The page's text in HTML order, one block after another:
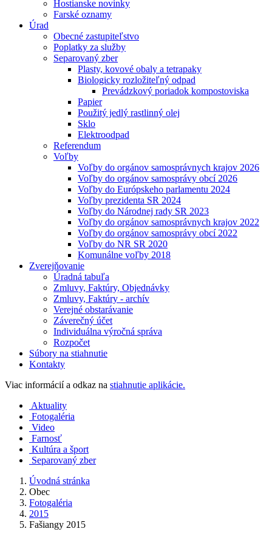
Hostianske novinky
Farské oznamy
Úrad
Obecné zastupiteľstvo
Poplatky za služby
Separovaný zber
Plasty, kovové obaly a tetrapaky
Biologicky rozložiteľný odpad
Prevádzkový poriadok kompostoviska
Papier
Použitý jedlý rastlinný olej
Sklo
Elektroodpad
Referendum
Voľby
Voľby do orgánov samosprávnych krajov 2026
Voľby do orgánov samosprávy obcí 2026
Voľby do Európskeho parlamentu 2024
Voľby prezidenta SR 2024
Voľby do Národnej rady SR 2023
Voľby do orgánov samosprávnych krajov 2022
Voľby do orgánov samosprávy obcí 2022
Voľby do NR SR 2020
Komunálne voľby 2018
Zverejňovanie
Úradná tabuľa
Zmluvy, Faktúry, Objednávky
Zmluvy, Faktúry - archív
Verejné obstarávanie
Záverečný účet
Individuálna výročná správa
Rozpočet
Súbory na stiahnutie
Kontakty
Viac informácií a odkaz na stiahnutie aplikácie.
Aktuality
Fotogaléria
Video
Farnosť
Kultúra a šport
Separovaný zber
Úvodná stránka
Obec
Fotogaléria
2015
Fašiangy 2015